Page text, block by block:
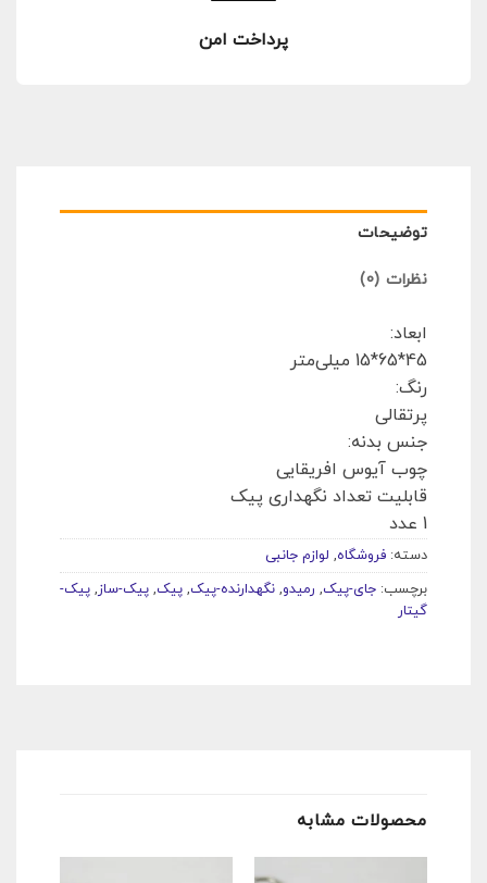
پرداخت امن
توضیحات
نظرات (0)
ابعاد:
45*65*15 میلی‌متر
رنگ:
پرتقالی
جنس بدنه:
چوب آیوس افریقایی
قابلیت تعداد نگهداری پیک
دسته: فروشگاه,لوازم جانبی
برچسب: جای-پیک,رمیدو,نگهدارنده-پیک,پیک,پیک-ساز,پیک-
گیتار
محصولات مشابه